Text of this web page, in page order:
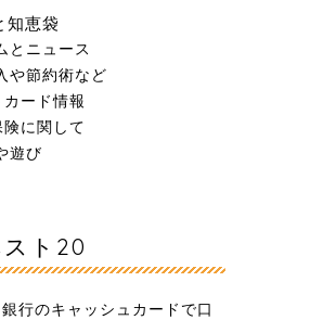
知恵袋
とニュース
や節約術など
ード情報
に関して
遊び
スト20
銀行のキャッシュカードで口